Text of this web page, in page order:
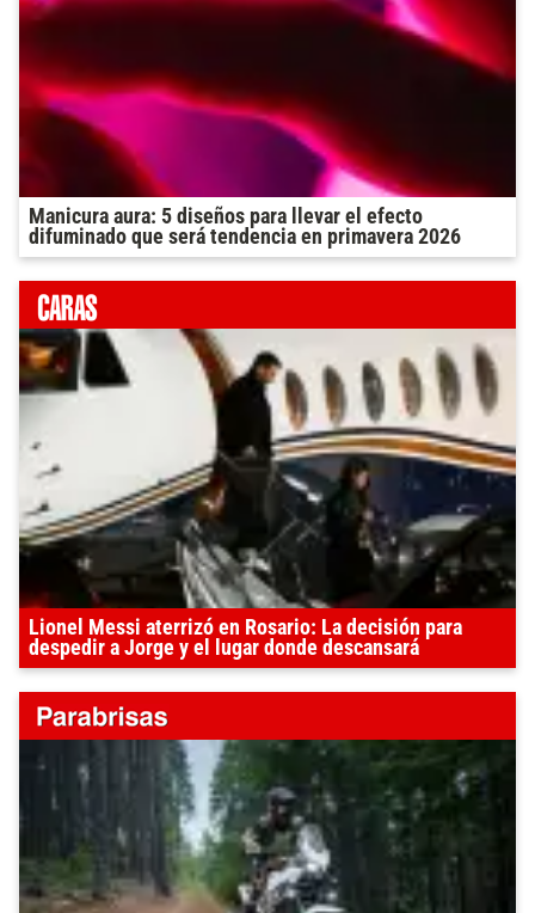
Manicura aura: 5 diseños para llevar el efecto
difuminado que será tendencia en primavera 2026
Lionel Messi aterrizó en Rosario: La decisión para
despedir a Jorge y el lugar donde descansará